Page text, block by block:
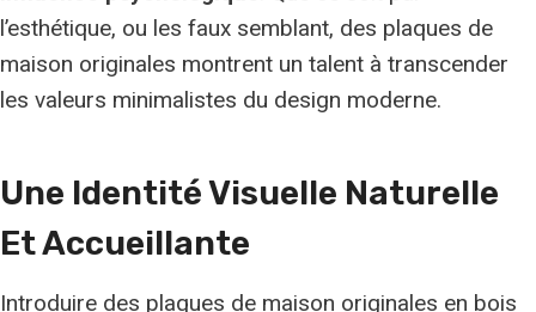
l’esthétique, ou les faux semblant, des plaques de
maison originales montrent un talent à transcender
les valeurs minimalistes du design moderne.
Une Identité Visuelle Naturelle
Et Accueillante
Introduire des plaques de maison originales en bois